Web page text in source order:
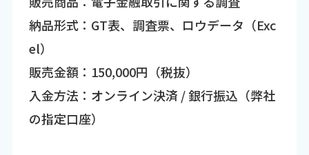
納品形式：GT表、調査票、ロウデータ（Exc
el）
販売金額：150,000円（税抜）
入金方法：オンライン決済 / 銀行振込（弊社
の指定口座）